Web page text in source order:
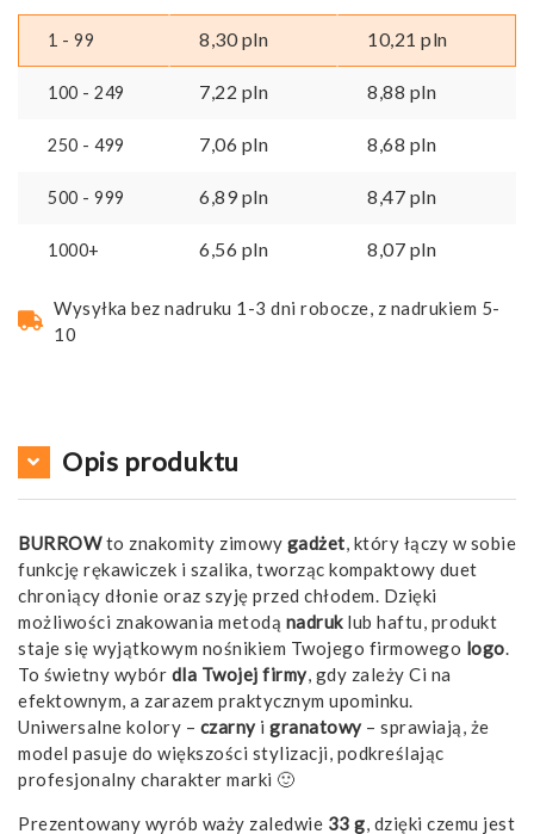
1 - 99 8,30pln 10,21 pln
100 - 249 7,22 pln 8,88 pln
250 - 499 7,06 pln 8,68 pln
500 - 999 6,89pln 8,47 pln
1000+ 6,56 pln 8,07 pln
Wysyłka bez nadruku 1-3 dni robocze, z nadrukiem 5-
10
Opis produktu
BURROWto znakomity zimowy gadżet, który łączy w sobie
funkcję rękawiczek i szalika, tworząc kompaktowy duet
chroniący dłonie oraz szyję przed chłodem. Dzięki
możliwości znakowania metodą nadruklub haftu, produkt
staje się wyjątkowym nośnikiem Twojego firmowego logo.
To świetny wybór dla Twojej firmy, gdy zależy Ci na
efektownym, a zarazem praktycznym upominku.
Uniwersalne kolory – czarnyi granatowy– sprawiają, że
model pasuje do większości stylizacji, podkreślając
profesjonalny charakter marki 🙂
Prezentowany wyrób waży zaledwie 33 g, dzięki czemu jest